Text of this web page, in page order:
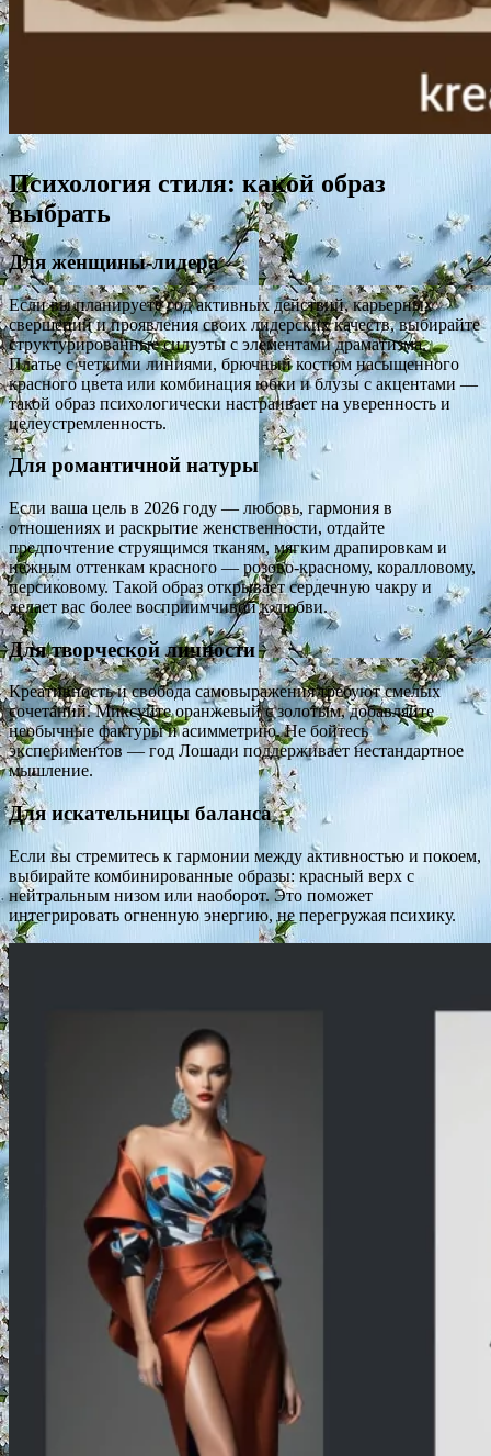
Психология стиля: какой образ
выбрать
Для женщины-лидера
Если вы планируете год активных действий, карьерных
свершений и проявления своих лидерских качеств, выбирайте
структурированные силуэты с элементами драматизма.
Платье с четкими линиями, брючный костюм насыщенного
красного цвета или комбинация юбки и блузы с акцентами —
такой образ психологически настраивает на уверенность и
целеустремленность.
Для романтичной натуры
Если ваша цель в 2026 году — любовь, гармония в
отношениях и раскрытие женственности, отдайте
предпочтение струящимся тканям, мягким драпировкам и
нежным оттенкам красного — розово-красному, коралловому,
персиковому. Такой образ открывает сердечную чакру и
делает вас более восприимчивой к любви.
Для творческой личности
Креативность и свобода самовыражения требуют смелых
сочетаний. Миксуйте оранжевый с золотым, добавляйте
необычные фактуры и асимметрию. Не бойтесь
экспериментов — год Лошади поддерживает нестандартное
мышление.
Для искательницы баланса
Если вы стремитесь к гармонии между активностью и покоем,
выбирайте комбинированные образы: красный верх с
нейтральным низом или наоборот. Это поможет
интегрировать огненную энергию, не перегружая психику.